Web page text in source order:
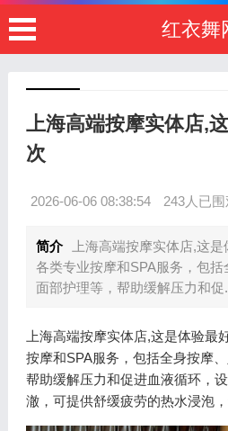
红衣舞
上海高端按摩实体店,
次
2026-06-06 08:38:54 243人已围
简介
上海高端按摩实体店,这
各类专业按摩和SPA服务，包括
面部护理等，帮助缓解压力和促
上海高端按摩实体店,这是体验最
按摩和SPA服务，包括全身按摩
帮助缓解压力和促进血液循环，
澈，可提供舒缓疲劳的热水浸泡，